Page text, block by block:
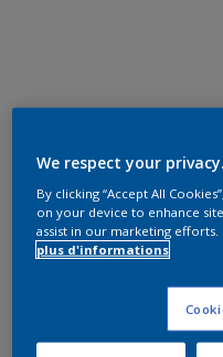
We respect your privacy.
By clicking “Accept All
on your device to enhance
assist in our marketing efforts.
plus d'informations